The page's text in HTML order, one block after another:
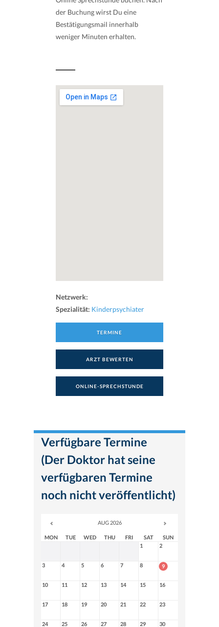
der Buchung wirst Du eine
Bestätigungsmail innerhalb
weniger Minuten erhalten.
Netzwerk:
Spezialität: Kinderpsychiater
TERMINE
ARZT BEWERTEN
ONLINE-SPRECHSTUNDE
Verfügbare Termine
(Der Doktor hat seine
verfügbaren Termine
noch nicht veröffentlicht)
AUG 2026
MON TUE WED THU FRI SAT
SUN
1
2
3 4 5 6 7 8 9
10 11 12 13 14 15 16
17 18 19 20 21 22 23
24 25 26 27 28 29 30